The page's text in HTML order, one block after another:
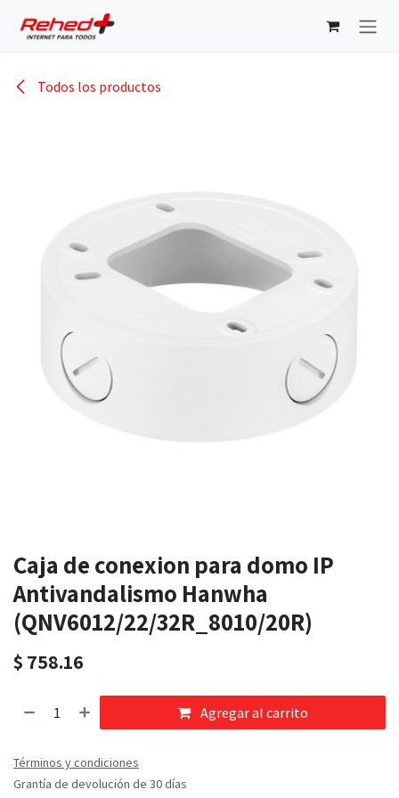
Todos los productos
Caja de conexion para domo IP
Antivandalismo Hanwha
(QNV6012/22/32R_8010/20R)
$ 758.16
Agregar al carrito
Términos y condiciones
Grantía de devolución de 30 días